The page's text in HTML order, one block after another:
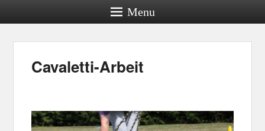
Menu
Cavaletti-Arbeit